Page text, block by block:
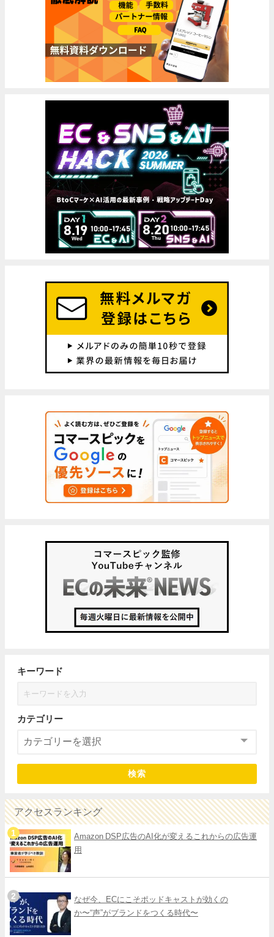
キーワード
カテゴリー
検索
アクセスランキング
Amazon DSP広告のAI化が変えるこれからの広告運
用
なぜ今、ECにこそポッドキャストが効くの
か〜“声”がブランドをつくる時代〜